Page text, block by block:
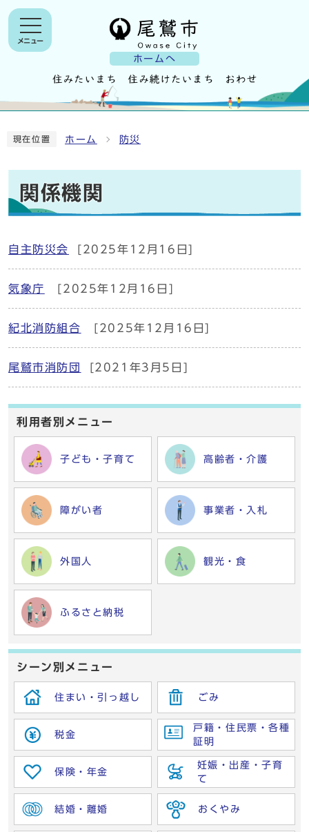
ホームへ
メニュー
現在位置 ホーム 防災
関係機関
自主防災会 [2025年12月16日]
気象庁 [2025年12月16日]
紀北消防組合 [2025年12月16日]
尾鷲市消防団 [2021年3月5日]
利用者別メニュー
子ども・子育て 高齢者・介護
障がい者 事業者・入札
外国人 観光・食
ふるさと納税
シーン別メニュー
住まい・引っ越し ごみ
税金
戸籍・住民票・各種
証明
保険・年金
妊娠・出産・子育
て
結婚・離婚 おくやみ